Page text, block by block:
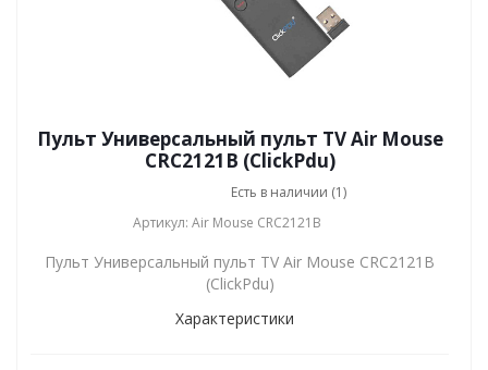
Пульт Универсальный пульт TV Air Mouse
CRC2121B (ClickPdu)
Есть в наличии (1)
Артикул: Air Mouse CRC2121B
Пульт Универсальный пульт TV Air Mouse CRC2121B
(ClickPdu)
Характеристики